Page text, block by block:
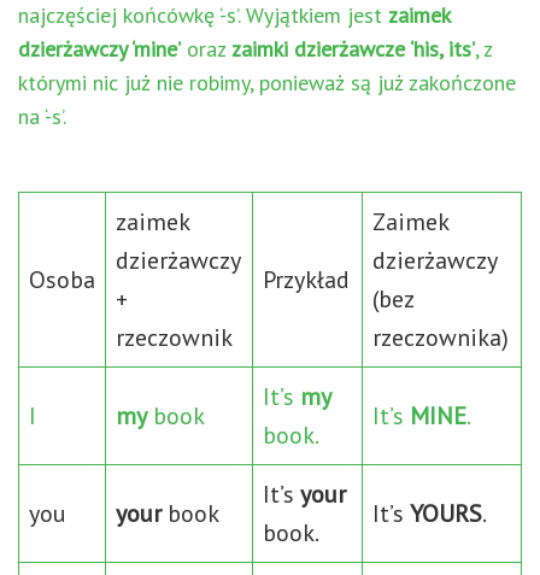
najczęściej końcówkę ‘-s’. Wyjątkiem jest zaimek
dzierżawczy ‘mine’oraz zaimki dzierżawcze ‘his, its’, z
którymi nic już nie robimy, ponieważ są już zakończone
na ‘-s’.
Osoba
zaimek
dzierżawczy
+
rzeczownik
Przykład
Zaimek
dzierżawczy
(bez
rzeczownika)
I mybook
It’s my
book.
It’s MINE.
you yourbook
It’s your
book.
It’s YOURS.